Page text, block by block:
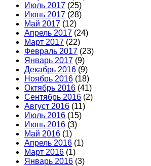
Июль 2017 (25)
Июнь 2017 (28)
Май 2017 (12)
Апрель 2017 (24)
Март 2017 (22)
Февраль 2017 (23)
Январь 2017 (9)
Декабрь 2016 (9)
Ноябрь 2016 (18)
Октябрь 2016 (41)
Сентябрь 2016 (2)
Август 2016 (11)
Июль 2016 (15)
Июнь 2016 (3)
Май 2016 (1)
Апрель 2016 (1)
Март 2016 (1)
Январь 2016 (3)